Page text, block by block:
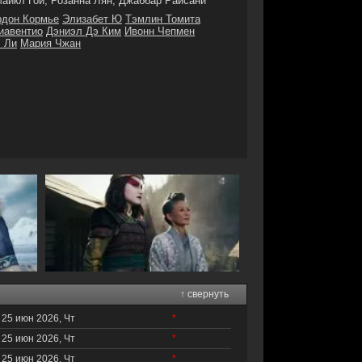
Кормье Элизабет Ю Тэмлин Томита
Дэниэл Дэ Ким Ивонн Чепмен
Ли Мария Чжан
↑ свернуть
25 июн 2026, Чт
*
25 июн 2026, Чт
*
25 июн 2026, Чт
*